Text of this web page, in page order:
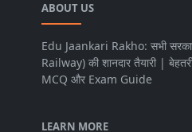
ABOUT US
Edu Jaankari Rakho: सभी
Railway) की शानदार तैयारी |
MCQ और Exam Guide
LEARN MORE